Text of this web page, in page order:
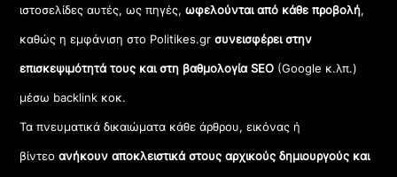
ιστοσελίδες αυτές, ως πηγές,ωφελούνται από κάθε προβολή,
καθώς η εμφάνιση στο Politikes.gr συνεισφέρει στην
επισκεψιμότητά τους και στη βαθμολογία SEO (Google κ.λπ.)
μέσω backlink κοκ.
Τα πνευματικά δικαιώματα κάθε άρθρου, εικόνας ή
βίντεοανήκουν αποκλειστικά στους αρχικούς δημιουργούς και